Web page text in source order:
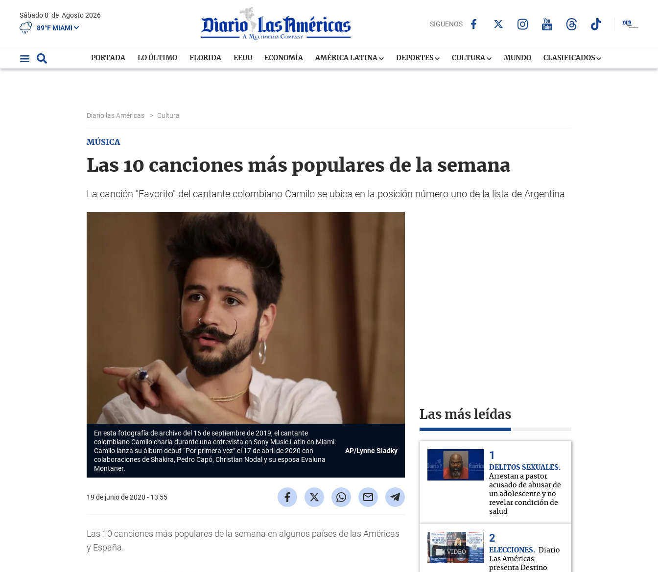
Sábado 8 de Agosto 2026
89°F MIAMI
SIGUENOS
PORTADA LO ÚLTIMO FLORIDA EEUU ECONOMÍA AMÉRICA LATINA DEPORTES CULTURA MUNDO CLASIFICADOS
Diario las Américas > Cultura
MÚSICA
Las 10 canciones más populares de la semana
La canción "Favorito" del cantante colombiano Camilo se ubica en la posición número uno de la lista de Argentina
En esta fotografía de archivo del 16 de septiembre de 2019, el cantante
colombiano Camilo charla durante una entrevista en Sony Music Latin en Miami.
Camilo lanza su álbum debut “Por primera vez” el 17 de abril de 2020 con
colaboraciones de Shakira, Pedro Capó, Christian Nodal y su esposa Evaluna
Montaner.
AP/Lynne Sladky
19 de junio de 2020 - 13:55
Las 10 canciones más populares de la semana en algunos países de las Américas
y España.
Las más leídas
DELITOS SEXUALES
Arrestan a pastor
acusado de abusar de
un adolescente y no
revelar condición de
salud
VIDEO ELECCIONES
Diario
Las Américas
presenta Destino